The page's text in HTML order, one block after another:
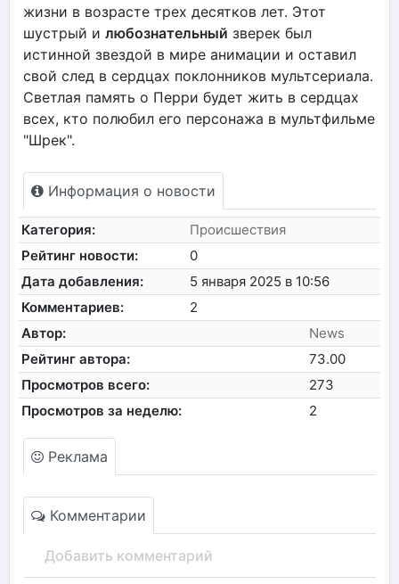
жизни в возрасте трех десятков лет. Этот
шустрый и любознательный зверек был
истинной звездой в мире анимации и оставил
свой след в сердцах поклонников мультсериала.
Светлая память о Перри будет жить в сердцах
всех, кто полюбил его персонажа в мультфильме
"Шрек".
Информация о новости
Категория:
Происшествия
Рейтинг новости:
0
Дата добавления:
5 января 2025 в 10:56
Комментариев:
2
Автор:
News
Рейтинг автора:
73.00
Просмотров всего:
273
Просмотров за неделю:
2
Реклама
Комментарии
Добавить комментарий